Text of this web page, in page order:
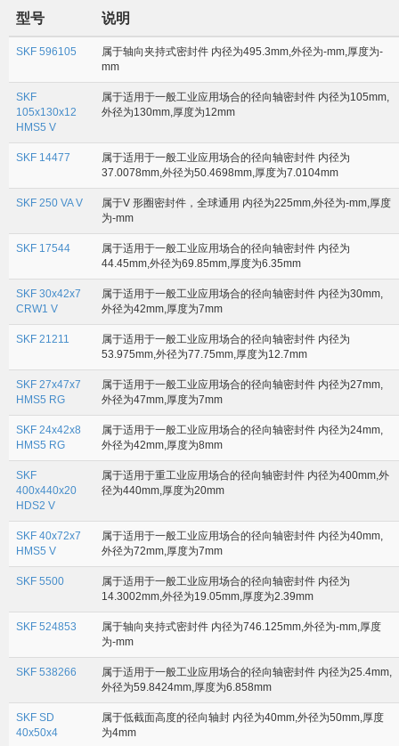
型号 说明
SKF 596105
属于轴向夹持式密封件 内径为495.3mm,外径为-mm,厚度为-
mm
SKF
105x130x12
HMS5 V
属于适用于一般工业应用场合的径向轴密封件 内径为105mm,
外径为130mm,厚度为12mm
SKF 14477
属于适用于一般工业应用场合的径向轴密封件 内径为
37.0078mm,外径为50.4698mm,厚度为7.0104mm
SKF 250 VA V
属于V 形圈密封件，全球通用 内径为225mm,外径为-mm,厚度
为-mm
SKF 17544
属于适用于一般工业应用场合的径向轴密封件 内径为
44.45mm,外径为69.85mm,厚度为6.35mm
SKF 30x42x7
CRW1 V
属于适用于一般工业应用场合的径向轴密封件 内径为30mm,
外径为42mm,厚度为7mm
SKF 21211
属于适用于一般工业应用场合的径向轴密封件 内径为
53.975mm,外径为77.75mm,厚度为12.7mm
SKF 27x47x7
HMS5 RG
属于适用于一般工业应用场合的径向轴密封件 内径为27mm,
外径为47mm,厚度为7mm
SKF 24x42x8
HMS5 RG
属于适用于一般工业应用场合的径向轴密封件 内径为24mm,
外径为42mm,厚度为8mm
SKF
400x440x20
HDS2 V
属于适用于重工业应用场合的径向轴密封件 内径为400mm,外
径为440mm,厚度为20mm
SKF 40x72x7
HMS5 V
属于适用于一般工业应用场合的径向轴密封件 内径为40mm,
外径为72mm,厚度为7mm
SKF 5500
属于适用于一般工业应用场合的径向轴密封件 内径为
14.3002mm,外径为19.05mm,厚度为2.39mm
SKF 524853
属于轴向夹持式密封件 内径为746.125mm,外径为-mm,厚度
为-mm
SKF 538266
属于适用于一般工业应用场合的径向轴密封件 内径为25.4mm,
外径为59.8424mm,厚度为6.858mm
SKF SD
40x50x4
属于低截面高度的径向轴封 内径为40mm,外径为50mm,厚度
为4mm